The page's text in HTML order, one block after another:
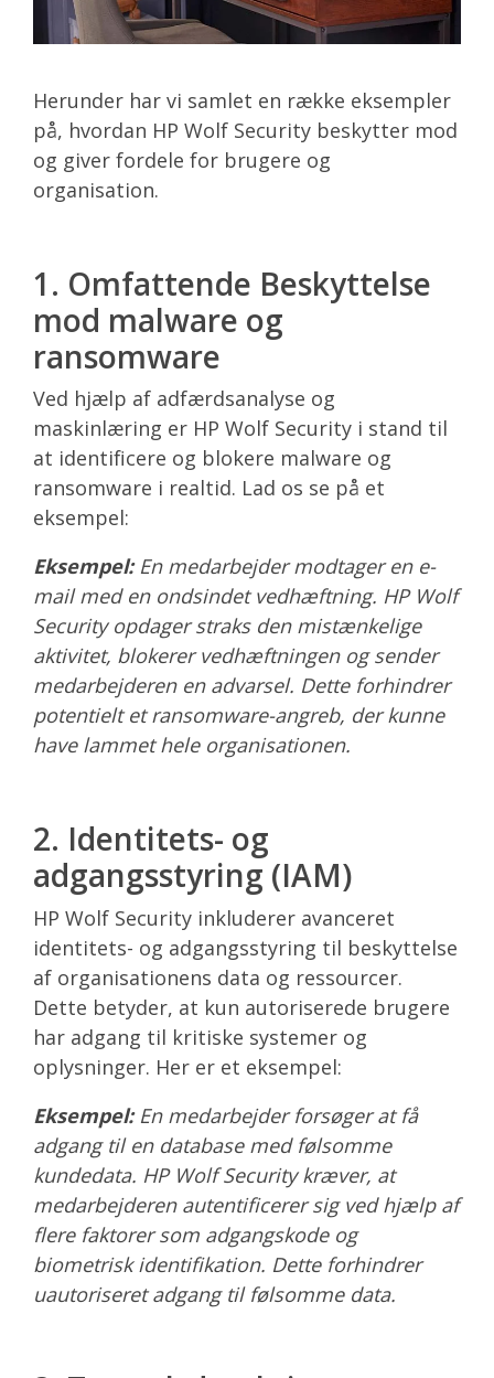
Herunder har vi samlet en række eksempler
på, hvordan HP Wolf Security beskytter mod
og giver fordele for brugere og
organisation.
1. Omfattende Beskyttelse
mod malware og
ransomware
Ved hjælp af adfærdsanalyse og
maskinlæring er HP Wolf Security i stand til
at identificere og blokere malware og
ransomware i realtid. Lad os se på et
eksempel:
Eksempel:En medarbejder modtager en e-
mail med en ondsindet vedhæftning. HP Wolf
Security opdager straks den mistænkelige
aktivitet, blokerer vedhæftningen og sender
medarbejderen en advarsel. Dette forhindrer
potentielt et ransomware-angreb, der kunne
have lammet hele organisationen.
2. Identitets- og
adgangsstyring (IAM)
HP Wolf Security inkluderer avanceret
identitets- og adgangsstyring til beskyttelse
af organisationens data og ressourcer.
Dette betyder, at kun autoriserede brugere
har adgang til kritiske systemer og
oplysninger. Her er et eksempel:
Eksempel:En medarbejder forsøger at få
adgang til en database med følsomme
kundedata. HP Wolf Security kræver, at
medarbejderen autentificerer sig ved hjælp af
flere faktorer som adgangskode og
biometrisk identifikation. Dette forhindrer
uautoriseret adgang til følsomme data.